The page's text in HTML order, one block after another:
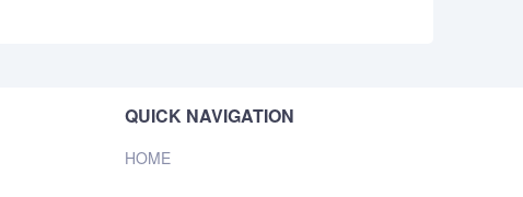
QUICK NAVIGATION
HOME